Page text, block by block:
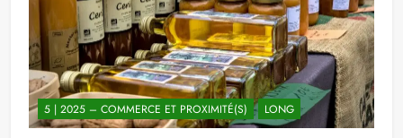
5 | 2025 – COMMERCE ET PROXIMITÉ(S) LONG